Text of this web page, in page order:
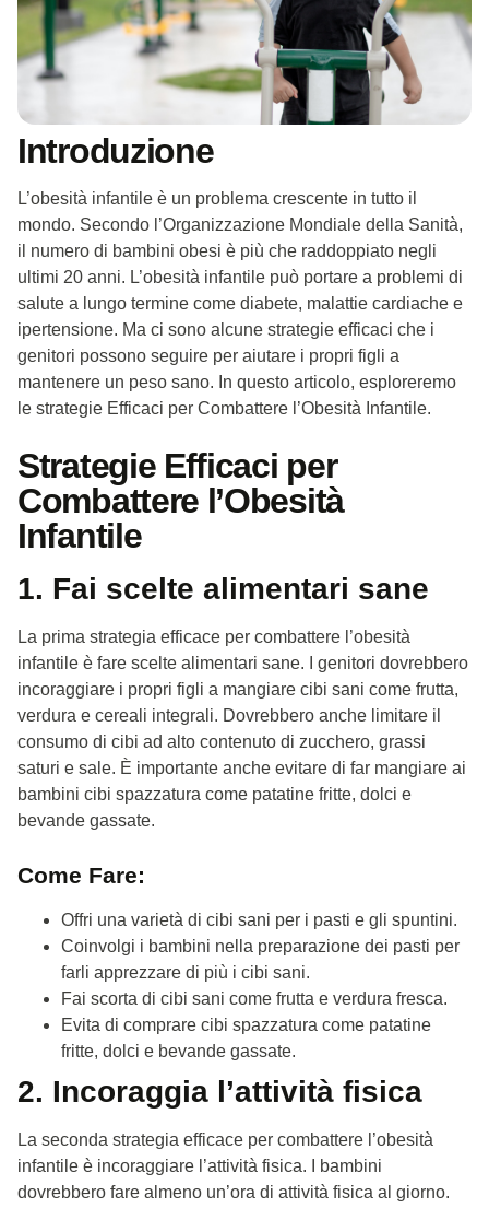
Introduzione
L’obesità infantile è un problema crescente in tutto il
mondo. Secondo l’Organizzazione Mondiale della Sanità,
il numero di bambini obesi è più che raddoppiato negli
ultimi 20 anni. L’obesità infantile può portare a problemi di
salute a lungo termine come diabete, malattie cardiache e
ipertensione. Ma ci sono alcune strategie efficaci che i
genitori possono seguire per aiutare i propri figli a
mantenere un peso sano. In questo articolo, esploreremo
le strategie Efficaci per Combattere l’Obesità Infantile.
Strategie Efficaci per
Combattere l’Obesità
Infantile
1. Fai scelte alimentari sane
La prima strategia efficace per combattere l’obesità
infantile è fare scelte alimentari sane. I genitori dovrebbero
incoraggiare i propri figli a mangiare cibi sani come frutta,
verdura e cereali integrali. Dovrebbero anche limitare il
consumo di cibi ad alto contenuto di zucchero, grassi
saturi e sale. È importante anche evitare di far mangiare ai
bambini cibi spazzatura come patatine fritte, dolci e
bevande gassate.
Come Fare:
Offri una varietà di cibi sani per i pasti e gli spuntini.
Coinvolgi i bambini nella preparazione dei pasti per
farli apprezzare di più i cibi sani.
Fai scorta di cibi sani come frutta e verdura fresca.
Evita di comprare cibi spazzatura come patatine
fritte, dolci e bevande gassate.
2. Incoraggia l’attività fisica
La seconda strategia efficace per combattere l’obesità
infantile è incoraggiare l’attività fisica. I bambini
dovrebbero fare almeno un’ora di attività fisica al giorno.